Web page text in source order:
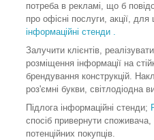
потреба в рекламі, що б
про офісні послуги, акції,
інформаційні стенди .
Залучити клієнтів,
розміщення інформації на
брендування конструкцій.
роз'ємні букви, світлодіодна
Підлога інформаційні стенди;
спосіб привернути
потенційних покупців.